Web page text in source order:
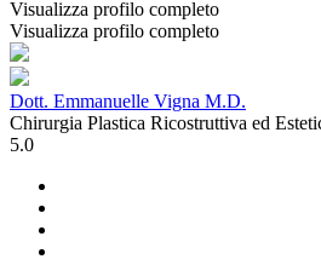
Visualizza profilo completo
Visualizza profilo completo
Dott. Emmanuelle Vigna M.D.
Chirurgia Plastica Ricostruttiva ed
5.0